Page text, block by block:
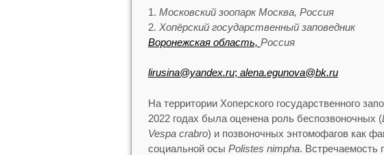
Московский зоопарк Москва, Россия
Хопёрский государственный заповедник
Воронежская область, Россия
lirusina@yandex.ru; alena.egunova@bk.ru
На территории Хоперского государственного
2022 годах была оценена роль беспозвоночных (
Vespa crabro) и позвоночных энтомофагов как
социальной осы Polistes nimpha. Встречаемость